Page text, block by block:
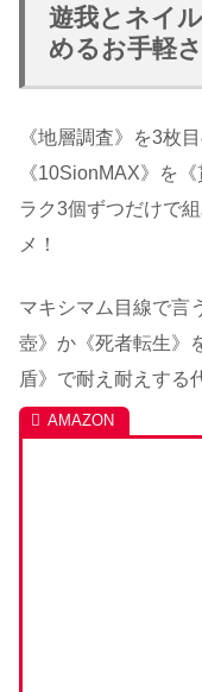
遊我とネイ
めるお手軽さ
《地層調査》を3枚
《10SionMAX》を
ラク3個ずつだけで
メ！
マキシマム目線で言
壺》か《死者転生》
盾》で耐え耐えする